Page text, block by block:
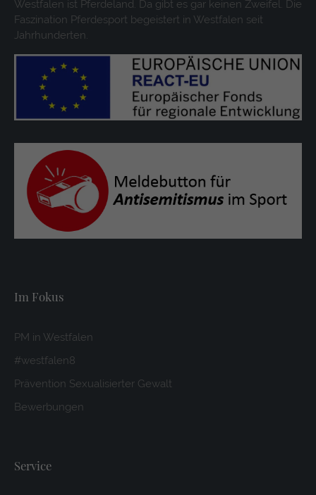
Westfalen ist Pferdeland. Da gibt es gar keinen Zweifel. Die
Faszination Pferdesport begeistert in Westfalen seit
Jahrhunderten.
Im Fokus
PM in Westfalen
#westfalen8
Prävention Sexualisierter Gewalt
Bewerbungen
Service